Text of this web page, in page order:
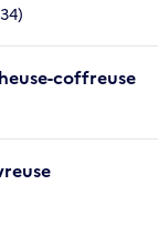
coffreuse